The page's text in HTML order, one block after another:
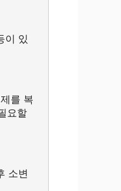
이 있
를 복
요할
소변